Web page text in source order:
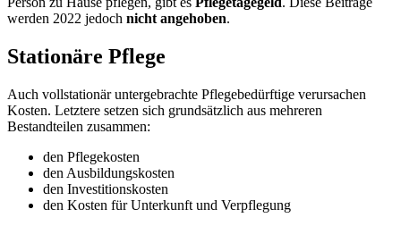
werden 2022 jedoch nicht angehoben.
Stationäre Pflege
Auch vollstationär untergebrachte Pflegebedürftige verursachen
Kosten. Letztere setzen sich grundsätzlich aus mehreren
Bestandteilen zusammen:
den Pflegekosten
den Ausbildungskosten
den Investitionskosten
den Kosten für Unterkunft und Verpflegung